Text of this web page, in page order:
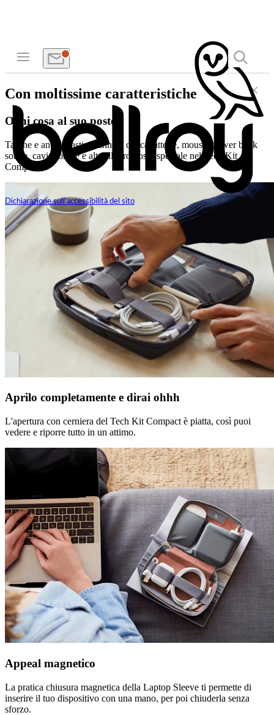
Dichiarazione sull'accessibilità del sito
Con moltissime caratteristiche
Ogni cosa al suo posto
Tasche e anelli elastici danno a caricabatterie, mouse, power bank
sottile, cavi, dongle e altro il loro posto speciale nel Tech Kit
Compact.
Aprilo completamente e dirai ohhh
L'apertura con cerniera del Tech Kit Compact è piatta, così puoi
vedere e riporre tutto in un attimo.
Appeal magnetico
La pratica chiusura magnetica della Laptop Sleeve ti permette di
inserire il tuo dispositivo con una mano, per poi chiuderla senza
sforzo.